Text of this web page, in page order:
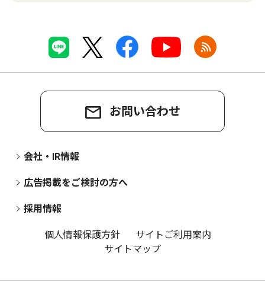
お問い合わせ
会社・IR情報
広告掲載をご検討の方へ
採用情報
個人情報保護方針
サイトご利用案内
サイトマップ